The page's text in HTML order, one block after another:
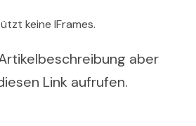
keine IFrames.
aber
Link aufrufen.